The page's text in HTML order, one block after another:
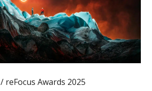
reFocus Awards 2025